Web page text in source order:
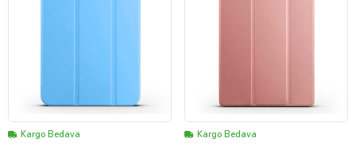
Kargo Bedava Kargo Bedava